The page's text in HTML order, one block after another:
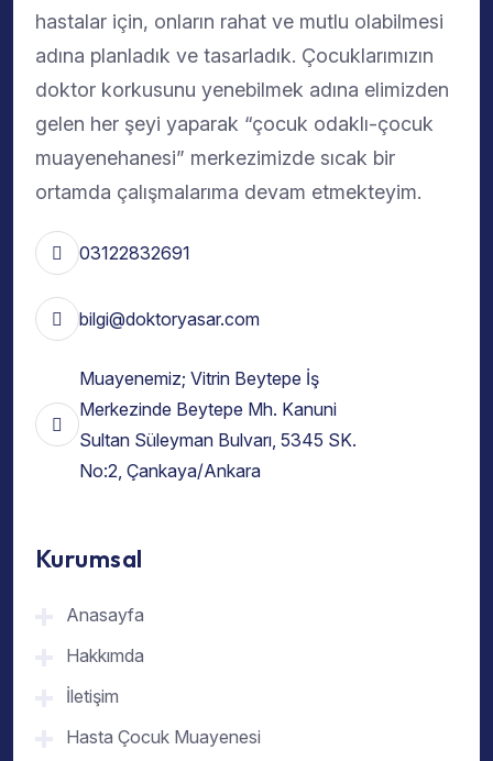
hastalar için, onların rahat ve mutlu olabilmesi
adına planladık ve tasarladık. Çocuklarımızın
doktor korkusunu yenebilmek adına elimizden
gelen her şeyi yaparak “çocuk odaklı-çocuk
muayenehanesi” merkezimizde sıcak bir
ortamda çalışmalarıma devam etmekteyim.
03122832691
bilgi@doktoryasar.com
Muayenemiz; Vitrin Beytepe İş
Merkezinde Beytepe Mh. Kanuni
Sultan Süleyman Bulvarı, 5345 SK.
No:2, Çankaya/Ankara
Kurumsal
Anasayfa
Hakkımda
İletişim
Hasta Çocuk Muayenesi